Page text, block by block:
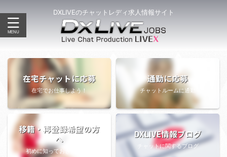
DXLIVEのチャットレディ求人情報サイト
在宅チャットに応募
在宅でお仕事しよう！
通勤に応募
チャットルームに通勤
移籍・再登録希望の方
へ
初めに知っておきたい情報
DXLIVE情報ブログ
チャットに関するブログ